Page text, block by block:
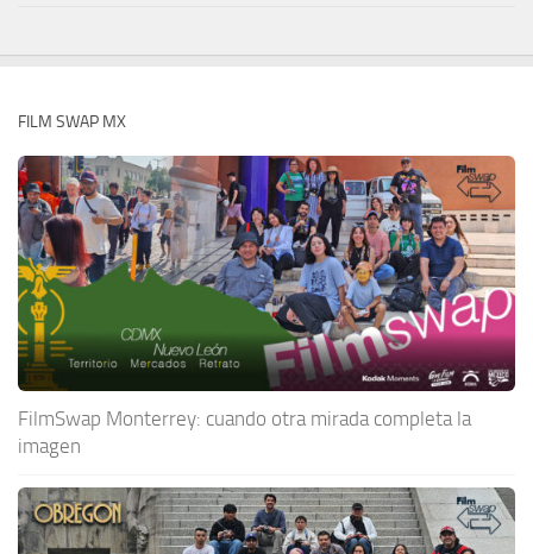
FILM SWAP MX
FilmSwap Monterrey: cuando otra mirada completa la
imagen